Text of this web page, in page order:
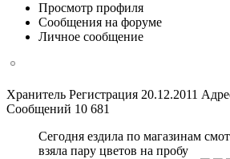
Просмотр профиля
Сообщения на форуме
Личное сообщение
Хранитель Регистрация 20.12.2011
Сообщений 10 681
Сегодня ездила по магазинам
взяла пару цветов на пробу